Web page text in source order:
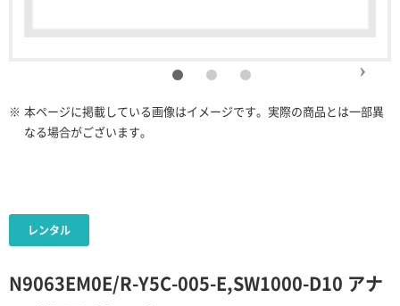
※ 本ページに掲載している画像はイメージです。実際の商品とは一部異
なる場合がございます。
N9063EM0E/R-Y5C-005-E,SW1000-D10 アナ